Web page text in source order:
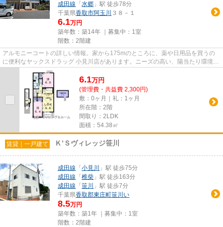
成田線 「 水郷 」駅 徒歩78分
千葉県香取市阿玉川 ３８－１
6.1万円
築年数：築14年 ｜募集中： 1室
階数：2階建
アルモニーコートの詳しい情報。家から175mのところに、薬や日用品を買うの
に便利なヤックスドラッグ 小見川店があります。ニーズの高い、陽当たり環境良
好な物件です。ついついお洗濯...
6.1万円
(管理費・共益費 2,300円)
敷：0ヶ月｜礼：1ヶ月
所在階：2階
間取り：2LDK
面積：54.38㎡
賃貸｜一戸建て Ｋ’Ｓヴィレッジ笹川
成田線 「 小見川
」駅 徒歩75分
成田線 「 椎柴 」駅 徒歩163分
成田線 「 笹川
」駅 徒歩7分
千葉県香取郡東庄町笹川い
8.5万円
築年数：築1年 ｜募集中： 1室
階数：2階建